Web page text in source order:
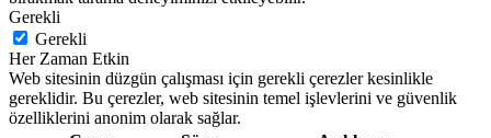
Gerekli
Gerekli
Her Zaman Etkin
Web sitesinin düzgün çalışması için gerekli çerezler kesinlikle
gereklidir. Bu çerezler, web sitesinin temel işlevlerini ve güvenlik
özelliklerini anonim olarak sağlar.